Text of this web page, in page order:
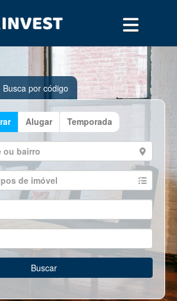
Busca por código
Alugar Temporada